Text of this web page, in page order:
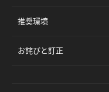
推奨環境
お詫びと訂正